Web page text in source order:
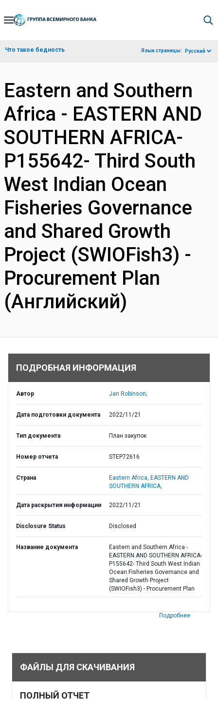
Skip
Navigation
Что такое бедность Язык страницы: Русский
Eastern and Southern
Africa - EASTERN AND
SOUTHERN AFRICA-
P155642- Third South
West Indian Ocean
Fisheries Governance
and Shared Growth
Project (SWIOFish3) -
Procurement Plan
(Английский)
ПОДРОБНАЯ ИНФОРМАЦИЯ
Автор Jan Robinson;
Дата подготовки документа 2022/11/21
Тип документа План закупок
Номер отчета STEP72616
Страна Eastern Africa, EASTERN AND
SOUTHERN AFRICA,
Дата раскрытия информации 2022/11/21
Disclosure Status Disclosed
Название документа
Eastern and Southern Africa -
EASTERN AND SOUTHERN AFRICA-
P155642- Third South West Indian
Ocean Fisheries Governance and
Shared Growth Project
(SWIOFish3) - Procurement Plan
Подробнее
ФАЙЛЫ ДЛЯ СКАЧИВАНИЯ
ПОЛНЫЙ ОТЧЕТ